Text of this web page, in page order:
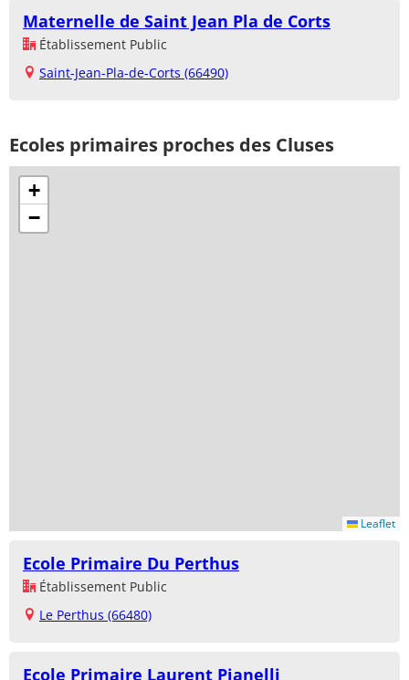
Maternelle de Saint Jean Pla de Corts
Établissement Public
Saint-Jean-Pla-de-Corts (66490)
Ecoles primaires proches des Cluses
+
−
Leaflet
Ecole Primaire Du Perthus
Établissement Public
Le Perthus (66480)
Ecole Primaire Laurent Pianelli